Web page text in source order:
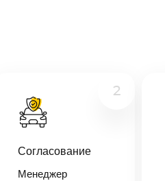
2
Согласование
Менеджер